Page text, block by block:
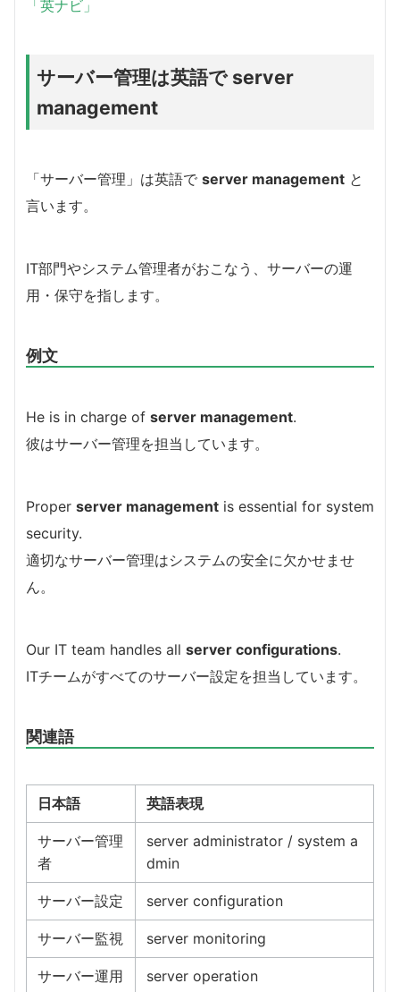
「英ナビ」
サーバー管理は英語で server
management
「サーバー管理」は英語で server management と
言います。
IT部門やシステム管理者がおこなう、サーバーの運
用・保守を指します。
例文
He is in charge of server management.
彼はサーバー管理を担当しています。
Proper server management is essential for system
security.
適切なサーバー管理はシステムの安全に欠かせませ
ん。
Our IT team handles all server configurations.
ITチームがすべてのサーバー設定を担当しています。
関連語
日本語 英語表現
サーバー管理
者
server administrator / system a
dmin
サーバー設定 server configuration
サーバー監視 server monitoring
サーバー運用 server operation